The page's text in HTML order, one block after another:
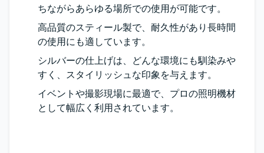
ちながらあらゆる場所での使用が可能です。
高品質のスティール製で、耐久性があり長時間
の使用にも適しています。
シルバーの仕上げは、どんな環境にも馴染みや
すく、スタイリッシュな印象を与えます。
イベントや撮影現場に最適で、プロの照明機材
として幅広く利用されています。